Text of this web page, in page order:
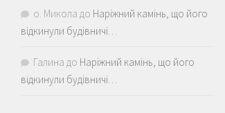
о. Микола до Наріжний камінь, що його
відкинули будівничі…
Галина до Наріжний камінь, що його
відкинули будівничі…